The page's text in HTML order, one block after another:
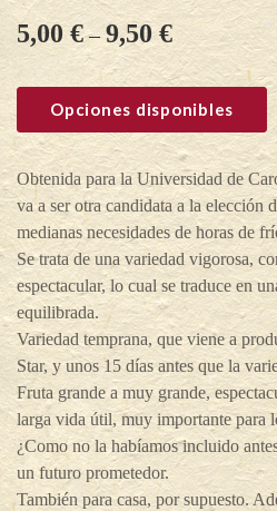
5,00€–9,50€
Opciones disponibles
Obtenida para la Universidad de
va a ser otra candidata a la elección
medianas necesidades de horas de
Se trata de una variedad vigorosa,
espectacular, lo cual se traduce en
equilibrada.
Variedad temprana, que viene a
Star, y unos 15 días antes que la
Fruta grande a muy grande,
larga vida útil, muy importante para
¿Como no la habíamos incluido
un futuro prometedor.
También para casa, por supuesto.